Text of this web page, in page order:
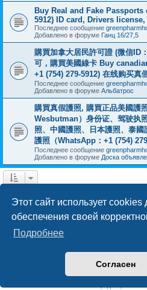
Этот сайт использует cookies
обеспечения своей
Подробнее
Согласен
Buy Real and Fake Passports
5912) ID card, Drivers
Последнее сообщение
Добавлено в форуме Ганц 16/27,5
購買加拿大居民許可證 (微信ID
可，購買美國綠卡 Buy
+1 (754) 279-5912) 在线购买真
Последнее сообщение
Добавлено в форуме Альбатрос
購買真假護照, 購買正品美國護
Wesbutman）身份证、驾驶执
照、中國護照、日本護照、泰
護照（WhatsApp：+1 (754)
Последнее сообщение
Добавлено в форуме Доска
Создано на основеphpBB®
Русская